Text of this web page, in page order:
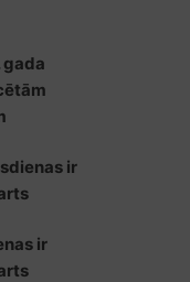
gada
ir
ir